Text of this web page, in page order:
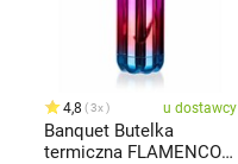
4,8 3x u dostawcy
Banquet Butelka
termiczna FLAMENCO